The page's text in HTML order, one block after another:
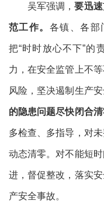
吴军强调，要迅
范工作。 各镇、各部
把“时时放心不下”的
力，在安全监管上不
风险，坚决遏制生产
的隐患问题尽快闭合清
多检查、多指导，对
动态清零。对不能短
进，督促整改，落实
产安全事故。